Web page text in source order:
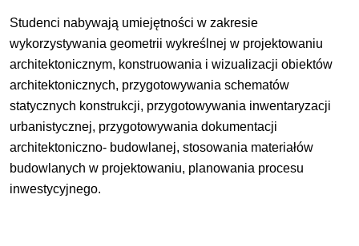
Studenci nabywają umiejętności w zakresie
wykorzystywania geometrii wykreślnej w projektowaniu
architektonicznym, konstruowania i wizualizacji obiektów
architektonicznych, przygotowywania schematów
statycznych konstrukcji, przygotowywania inwentaryzacji
urbanistycznej, przygotowywania dokumentacji
architektoniczno- budowlanej, stosowania materiałów
budowlanych w projektowaniu, planowania procesu
inwestycyjnego.